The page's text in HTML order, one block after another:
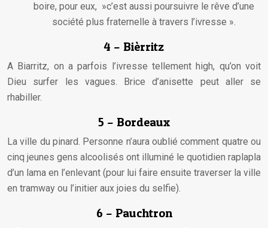
boire, pour eux, »c’est aussi poursuivre le rêve d’une
société plus fraternelle à travers l’ivresse ».
4 – Bièrritz
A Biarritz, on a parfois l’ivresse tellement high, qu’on voit
Dieu surfer les vagues. Brice d’anisette peut aller se
rhabiller.
5 – Bordeaux
La ville du pinard. Personne n’aura oublié comment quatre ou
cinq jeunes gens alcoolisés ont illuminé le quotidien raplapla
d’un lama en l’enlevant (pour lui faire ensuite traverser la ville
en tramway ou l’initier aux joies du selfie).
6 – Pauchtron